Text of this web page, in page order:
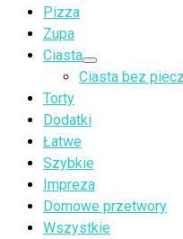
Pizza
Zupa
Ciasta
Ciasta bez
Torty
Dodatki
Łatwe
Szybkie
Impreza
Domowe przetwory
Wszystkie